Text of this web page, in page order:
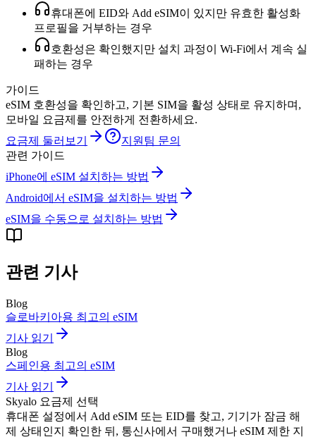
휴대폰에 EID와 Add eSIM이 있지만 유효한 활성화
프로필을 거부하는 경우
호환성은 확인했지만 설치 과정이 Wi-Fi에서 계속 실
패하는 경우
가이드
eSIM 호환성을 확인하고, 기본 SIM을 활성 상태로 유지하며,
모바일 요금제를 안전하게 전환하세요.
요금제 둘러보기
지원팀 문의
관련 가이드
iPhone에 eSIM 설치하는 방법
Android에서 eSIM을 설치하는 방법
eSIM을 수동으로 설치하는 방법
관련 기사
Blog
슬로바키아용 최고의 eSIM
기사 읽기
Blog
스페인용 최고의 eSIM
기사 읽기
Skyalo 요금제 선택
휴대폰 설정에서 Add eSIM 또는 EID를 찾고, 기기가 잠금 해
제 상태인지 확인한 뒤, 통신사에서 구매했거나 eSIM 제한 지